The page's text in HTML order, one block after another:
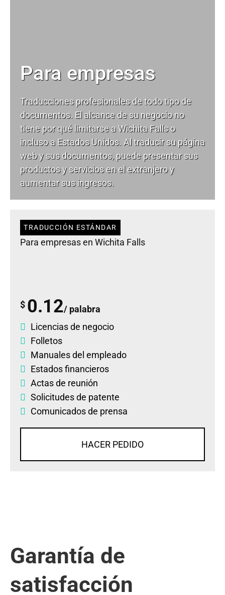
Para empresas
Traducciones profesionales de todo tipo de
documentos. El alcance de su negocio no
tiene por qué limitarse a Wichita Falls o
incluso a Estados Unidos. Al traducir su página
web y sus documentos, puede presentar sus
productos y servicios en el extranjero y
aumentar sus ingresos.
TRADUCCIÓN ESTÁNDAR
Para empresas en Wichita Falls
$ 0.12/ palabra
Licencias de negocio
Folletos
Manuales del empleado
Estados financieros
Actas de reunión
Solicitudes de patente
Comunicados de prensa
HACER PEDIDO
Garantía de
satisfacción